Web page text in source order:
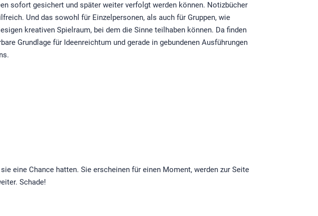
sofort gesichert und später weiter verfolgt werden können. Notizbücher
Und das sowohl für Einzelpersonen, als auch für Gruppen, wie
kreativen Spielraum, bei dem die Sinne teilhaben können. Da finden
Grundlage für Ideenreichtum und gerade in gebundenen Ausführungen
eine Chance hatten. Sie erscheinen für einen Moment, werden zur Seite
Schade!